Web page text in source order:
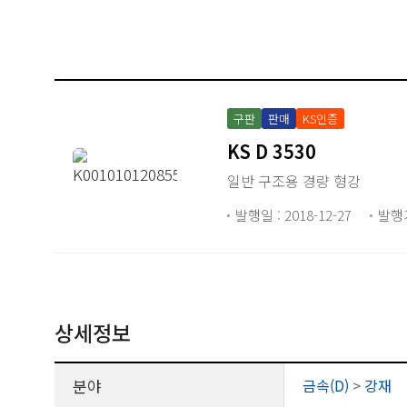
구판 판매 KS인증
KS D 3530
일반 구조용 경량 형강
발행일 : 2018-12-27 발
상세정보
분야 금속(D) > 강재